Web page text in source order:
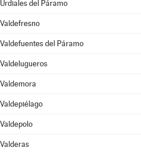
Urdiales del Páramo
Valdefresno
Valdefuentes del Páramo
Valdelugueros
Valdemora
Valdepiélago
Valdepolo
Valderas